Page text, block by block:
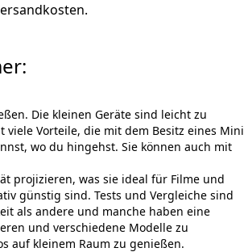
Die kleinen Geräte sind leicht zu
Vorteile, die mit dem Besitz eines Mini
wo du hingehst. Sie können auch mit
projizieren, was sie ideal für Filme und
günstig sind. Tests und Vergleiche sind
als andere und manche haben eine
und verschiedene Modelle zu
auf kleinem Raum zu genießen.